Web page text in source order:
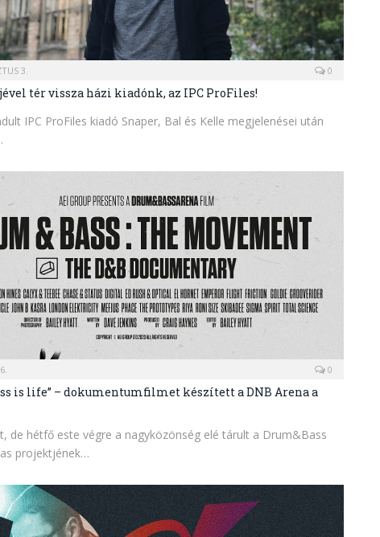
3. 0
tér vissza házi kiadónk, az IPC ProFiles!
IPC ProFiles kiadó Snaper, Bal és Kelle megjelenései után
0
is life” – dokumentumfilmet készített a DNB Arena a
de hétfő este végre a nagyközönség elé tárult a Drum&Bass
projektjének…